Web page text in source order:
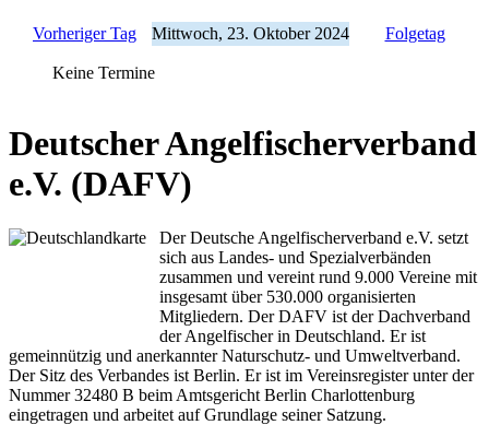
Vorheriger Tag Mittwoch, 23. Oktober 2024 Folgetag
Keine Termine
Deutscher Angelfischerverband
e.V. (DAFV)
Der Deutsche Angelfischerverband e.V. setzt
sich aus Landes- und Spezialverbänden
zusammen und vereint rund 9.000 Vereine mit
insgesamt über 530.000 organisierten
Mitgliedern. Der DAFV ist der Dachverband
der Angelfischer in Deutschland. Er ist
gemeinnützig und anerkannter Naturschutz- und Umweltverband.
Der Sitz des Verbandes ist Berlin. Er ist im Vereinsregister unter der
Nummer 32480 B beim Amtsgericht Berlin Charlottenburg
eingetragen und arbeitet auf Grundlage seiner Satzung.